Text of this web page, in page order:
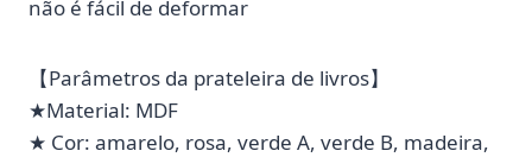
não é fácil de deformar
【Parâmetros da prateleira de livros】
★Material: MDF
★ Cor: amarelo, rosa, verde A, verde B, madeira,